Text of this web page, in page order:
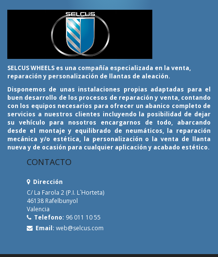
SELCUS WHEELS es una compañía especializada en la venta,
reparación y personalización de llantas de aleación.
Disponemos de unas instalaciones propias adaptadas para el
buen desarrollo de los procesos de reparación y venta, contando
con los equipos necesarios para ofrecer un abanico completo de
servicios a nuestros clientes incluyendo la posibilidad de dejar
su vehículo para nosotros encargarnos de todo, abarcando
desde el montaje y equilibrado de neumáticos, la reparación
mecánica y/o estética, la personalización o la venta de llanta
nueva y de ocasión para cualquier aplicación y acabado estético.
CONTACTO
Dirección
C/ La Farola 2 (P.I. L´Horteta)
46138 Rafelbunyol
Valencia
Telefono: 96 011 10 55
Email: web@selcus.com